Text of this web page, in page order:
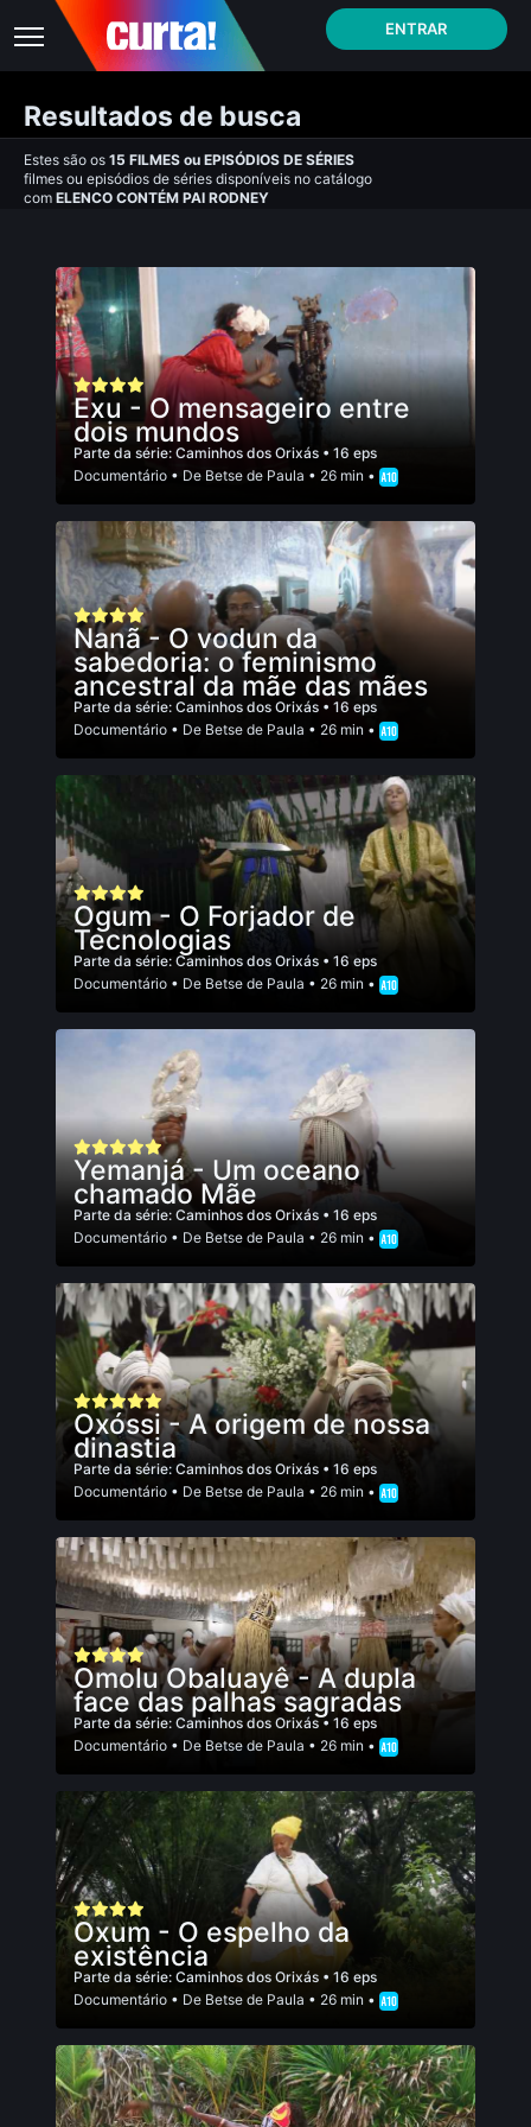
ENTRAR
Resultados de busca
Estes são os 15 FILMES ou EPISÓDIOS DE SÉRIES
filmes ou episódios de séries disponíveis no catálogo
com ELENCO CONTÉM PAI RODNEY
Exu - O mensageiro entre
dois mundos
Parte da série: Caminhos dos Orixás • 16 eps
Documentário • De Betse de Paula • 26 min •
Nanã - O vodun da
sabedoria: o feminismo
ancestral da mãe das mães
Parte da série: Caminhos dos Orixás • 16 eps
Documentário • De Betse de Paula • 26 min •
Ogum - O Forjador de
Tecnologias
Parte da série: Caminhos dos Orixás • 16 eps
Documentário • De Betse de Paula • 26 min •
Yemanjá - Um oceano
chamado Mãe
Parte da série: Caminhos dos Orixás • 16 eps
Documentário • De Betse de Paula • 26 min •
Oxóssi - A origem de nossa
dinastia
Parte da série: Caminhos dos Orixás • 16 eps
Documentário • De Betse de Paula • 26 min •
Omolu Obaluayê - A dupla
face das palhas sagradas
Parte da série: Caminhos dos Orixás• 16 eps
Documentário • De Betse de Paula • 26 min •
Oxum - O espelho da
existência
Parte da série: Caminhos dos Orixás • 16 eps
Documentário • De Betse de Paula • 26 min •